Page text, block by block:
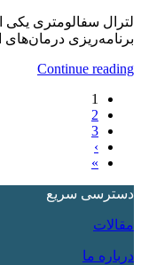
لترال سفالومتری یکی
برنامه‌ریزی
Continue reading
1
2
3
›
»
دسترسی سریع
مقالات
درباره ما